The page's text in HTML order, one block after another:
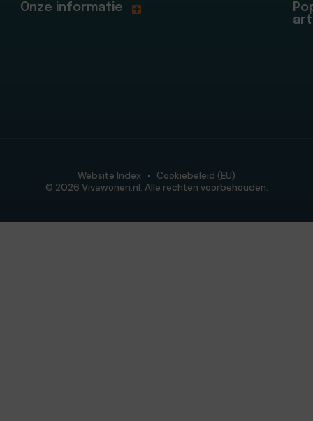
Onze informatie
© 2026 Vivawonen.nl. Alle rechten voorbehouden.
Website Index Cookiebeleid (EU)